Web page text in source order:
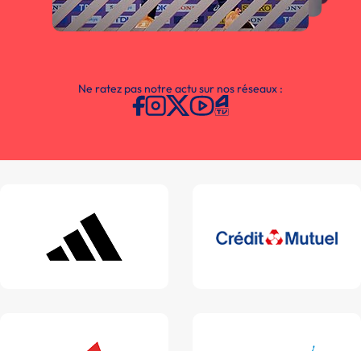
Ne ratez pas notre actu sur nos réseaux :